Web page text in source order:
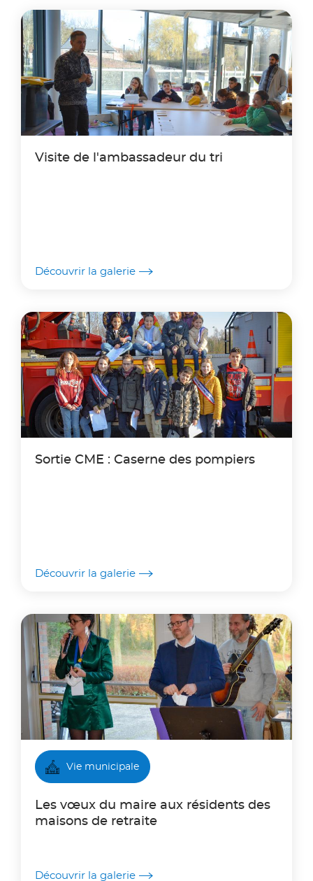
Visite de l'ambassadeur du tri
Découvrir la galerie
Sortie CME : Caserne des pompiers
Découvrir la galerie
Vie municipale
Les vœux du maire aux résidents des
maisons de retraite
Découvrir la galerie